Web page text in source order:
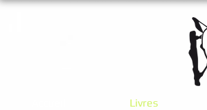
Livres